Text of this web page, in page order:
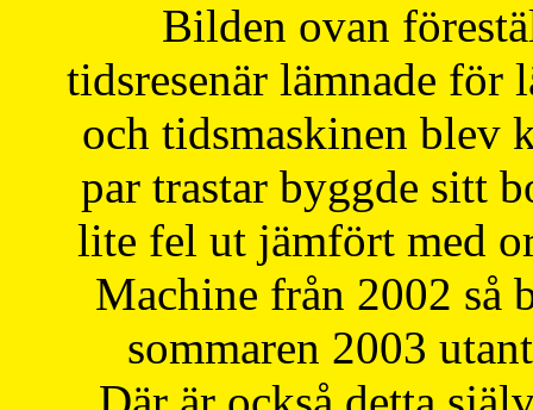
Bilden ovan
tidsresenär lämnade för
och tidsmaskinen blev
par trastar byggde sitt
lite fel ut jämfört med
Machine från 2002 så
sommaren 2003